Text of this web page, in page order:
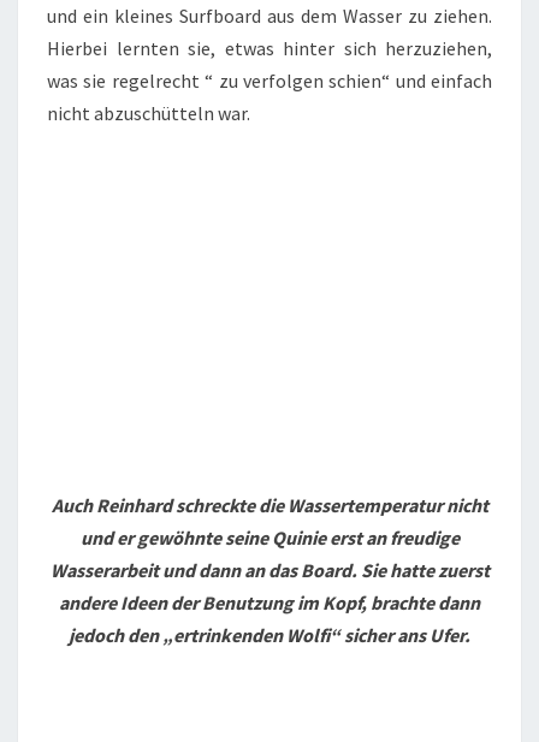
und ein kleines Surfboard aus dem Wasser zu ziehen.
Hierbei lernten sie, etwas hinter sich herzuziehen,
was sie regelrecht “ zu verfolgen schien“ und einfach
nicht abzuschütteln war.
Auch Reinhard schreckte die Wassertemperatur nicht
und er gewöhnte seine Quinie erst an freudige
Wasserarbeit und dann an das Board. Sie hatte zuerst
andere Ideen der Benutzung im Kopf, brachte dann
jedoch den „ertrinkenden Wolfi“ sicher ans Ufer.